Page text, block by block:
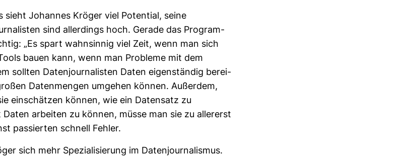
sieht Johannes Kröger viel Poten­tial, seine
sind aller­dings hoch. Gerade das Pro­gram­
„Es spart wahn­sinnig viel Zeit, wenn man sich
bauen kann, wenn man Pro­bleme mit dem
sollten Daten­jour­na­listen Daten eigen­ständig berei­
Daten­mengen umgehen können. Außerdem,
ein­schätzen können, wie ein Daten­satz zu
arbeiten zu können, müsse man sie zu aller­erst
pas­sierten schnell Fehler.
sich mehr Spe­zia­li­sie­rung im Daten­jour­na­lismus.